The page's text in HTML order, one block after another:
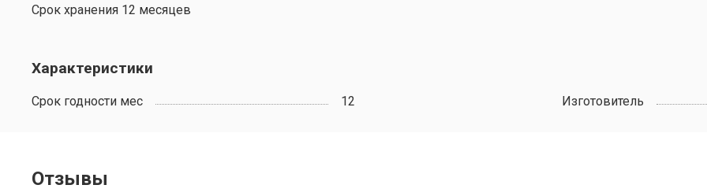
Срок хранения 12 месяцев
Характеристики
Срок годности мес 12 Изготовитель
Отзывы